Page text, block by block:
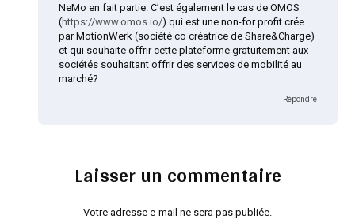
NeMo en fait partie. C’est également le cas de OMOS
(https://www.omos.io/) qui est une non-for profit crée
par MotionWerk (société co créatrice de Share&Charge)
et qui souhaite offrir cette plateforme gratuitement aux
sociétés souhaitant offrir des services de mobilité au
marché?
Répondre
Laisser un commentaire
Votre adresse e-mail ne sera pas publiée.